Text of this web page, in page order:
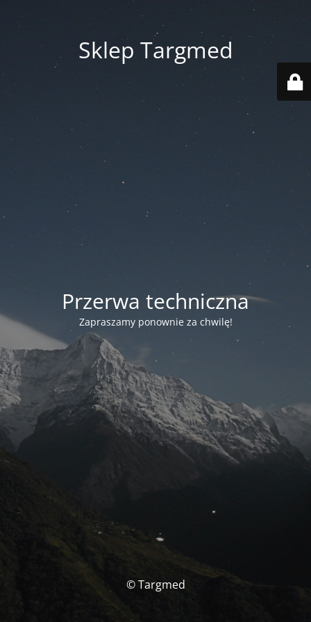
Sklep Targmed
Przerwa techniczna
Zapraszamy ponownie za chwilę!
© Targmed